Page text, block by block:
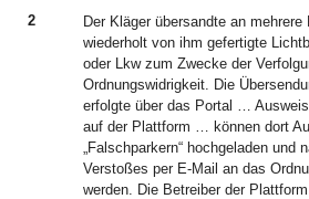
2
Der Kläger übersandte an
wiederholt von ihm gefertigte
oder Lkw zum Zwecke der
Ordnungswidrigkeit. Die
erfolgte über das Portal …
auf der Plattform … können dort
„Falschparkern“ hochgeladen und
Verstoßes per E-Mail an das
werden. Die Betreiber der